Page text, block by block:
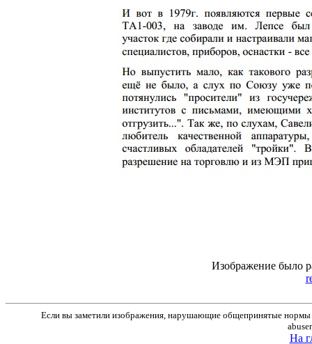
Изображение было
Если вы заметили изображения, нарушающие общепринятые нормы
На